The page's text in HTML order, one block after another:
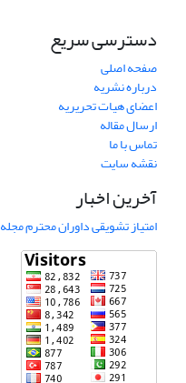
دسترسی سریع
صفحه اصلی
درباره نشریه
اعضای هیات تحریریه
ارسال مقاله
تماس با ما
نقشه سایت
آخرین اخبار
امتیاز تشویقی داوران محترم مجله